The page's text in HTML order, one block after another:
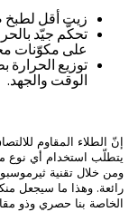
زيت أقل
تحكّم جيّد
على مكوّنات
توزيع الحرارة
الوقت والجهد.
إنّ الطلاء المقاوم
يتطلّب استخدام أي نوع
ومن خلال تقنية
رائعة. وهذا ما سيجعل
الخاصة بنا حصري وذو